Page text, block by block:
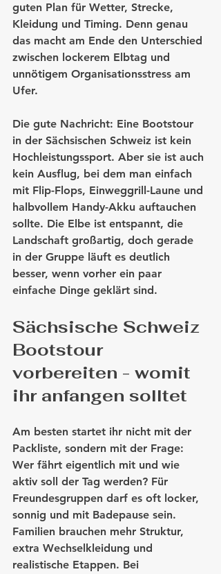
guten Plan für Wetter, Strecke,
Kleidung und Timing. Denn genau
das macht am Ende den Unterschied
zwischen lockerem Elbtag und
unnötigem Organisationsstress am
Ufer.
Die gute Nachricht: Eine Bootstour
in der Sächsischen Schweiz ist kein
Hochleistungssport. Aber sie ist auch
kein Ausflug, bei dem man einfach
mit Flip-Flops, Einweggrill-Laune und
halbvollem Handy-Akku auftauchen
sollte. Die Elbe ist entspannt, die
Landschaft großartig, doch gerade
in der Gruppe läuft es deutlich
besser, wenn vorher ein paar
einfache Dinge geklärt sind.
Sächsische Schweiz
Bootstour
vorbereiten - womit
ihr anfangen solltet
Am besten startet ihr nicht mit der
Packliste, sondern mit der Frage:
Wer fährt eigentlich mit und wie
aktiv soll der Tag werden? Für
Freundesgruppen darf es oft locker,
sonnig und mit Badepause sein.
Familien brauchen mehr Struktur,
extra Wechselkleidung und
realistische Etappen. Bei